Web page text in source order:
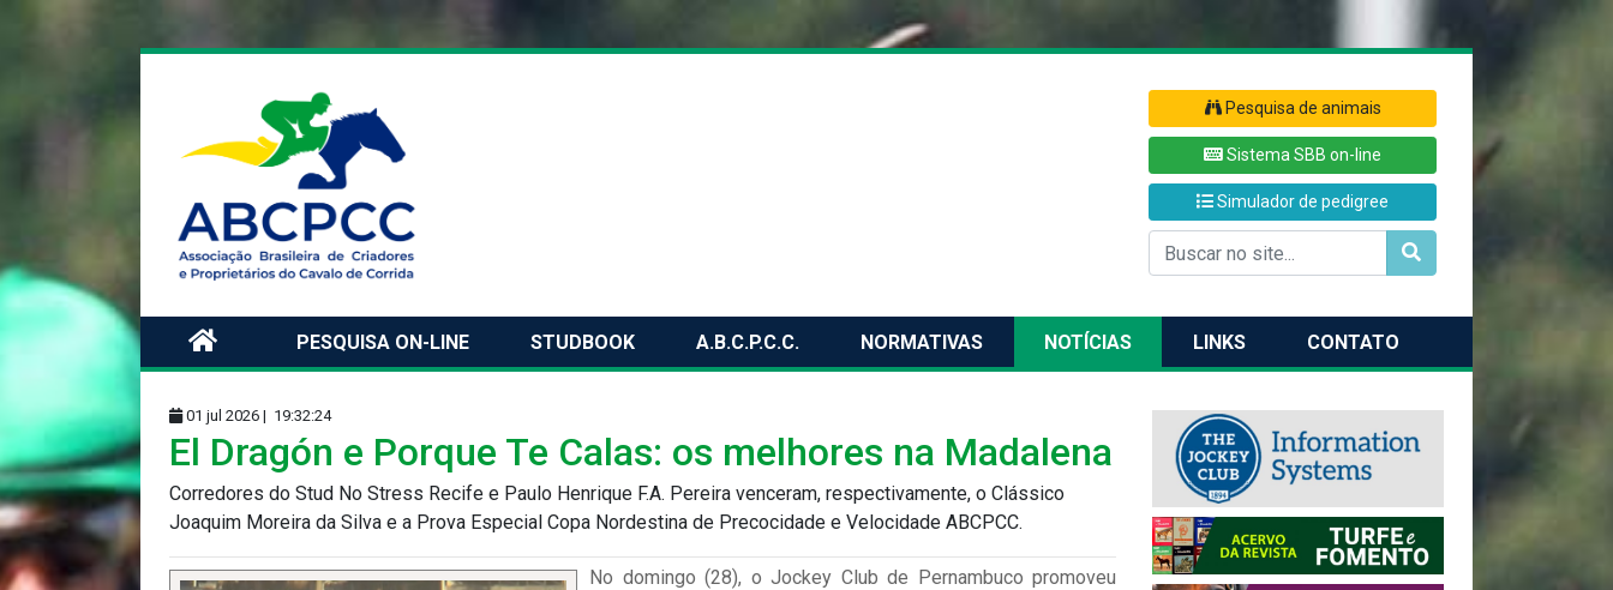
Pesquisa de animais
Sistema SBB on-line
Simulador de pedigree
PESQUISA ON-LINE STUDBOOK A.B.C.P.C.C. NORMATIVAS NOTÍCIAS LINKS CONTATO
01 jul 2026 | 19:32:24
El Dragón e Porque Te Calas: os melhores na Madalena
Corredores do Stud No Stress Recife e Paulo Henrique F.A. Pereira venceram, respectivamente, o Clássico
Joaquim Moreira da Silva e a Prova Especial Copa Nordestina de Precocidade e Velocidade ABCPCC.
No domingo (28), o Jockey Club de Pernambuco promoveu